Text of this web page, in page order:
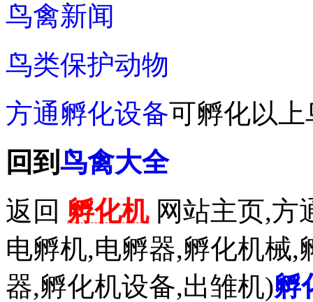
鸟禽新闻
鸟类保护动物
方通孵化设备可孵化以上
回到 鸟禽大全
返回 孵化机网站主页,方
电孵机,电孵器,孵化机械,
器,孵化机设备,出雏机)孵